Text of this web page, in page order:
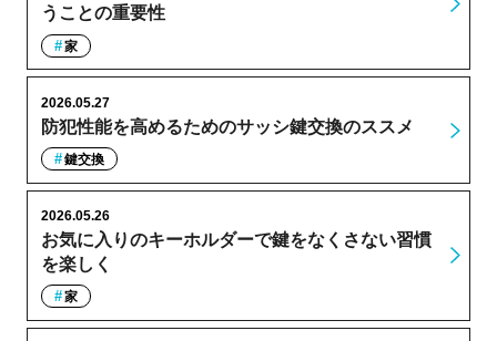
うことの重要性
家
防犯性能を高めるためのサッシ鍵交換のススメ
2026.05.27
鍵交換
お気に入りのキーホルダーで鍵をなくさない習慣
を楽しく
2026.05.26
家